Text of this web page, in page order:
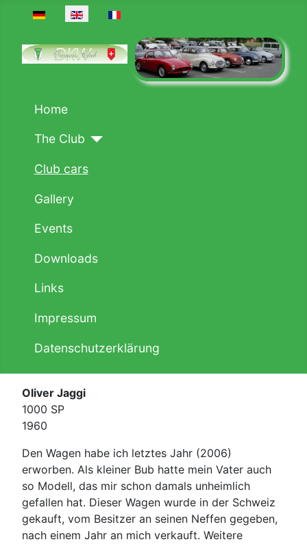
Select your language
Home
The Club
Club cars
Gallery
Events
Downloads
Links
Impressum
Datenschutzerklärung
Oliver Jaggi
1000 SP
1960
Den Wagen habe ich letztes Jahr (2006)
erworben. Als kleiner Bub hatte mein Vater auch
so Modell, das mir schon damals unheimlich
gefallen hat. Dieser Wagen wurde in der Schweiz
gekauft, vom Besitzer an seinen Neffen gegeben,
nach einem Jahr an mich verkauft. Weitere